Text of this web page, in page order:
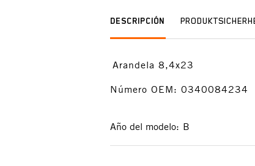
DESCRIPCIÓN
Arandela 8,4x23
Número OEM: 0340084234
Año del modelo: B